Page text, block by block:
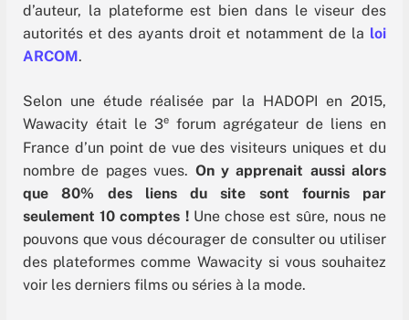
d’auteur, la plateforme est bien dans le viseur des
autorités et des ayants droit et notamment de la loi
ARCOM.
Selon une étude réalisée par la HADOPI en 2015,
Wawacity était le 3eforum agrégateur de liens en
France d’un point de vue des visiteurs uniques et du
nombre de pages vues. On y apprenait aussi alors
que 80% des liens du site sont fournis par
seulement 10 comptes !Une chose est sûre, nous ne
pouvons que vous décourager de consulter ou utiliser
des plateformes comme Wawacity si vous souhaitez
voir les derniers films ou séries à la mode.